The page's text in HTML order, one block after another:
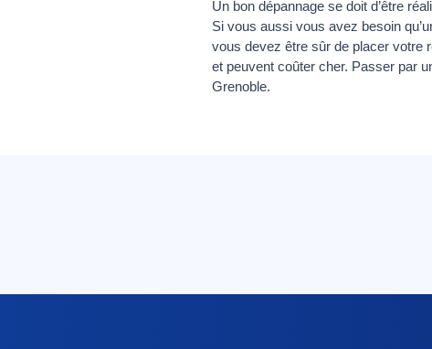
Un bon dépannage se doit d’être
Si vous aussi vous avez besoin
vous devez être sûr de placer votre
et peuvent coûter cher. Passer par
Grenoble.